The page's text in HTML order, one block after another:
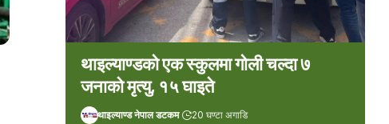
थाइल्याण्डको एक स्कुलमा गोली चल्दा ७
जनाको मृत्यु, १५ घाइते
थाइल्याण्ड नेपाल डटकम 20 घण्टा अगाडि